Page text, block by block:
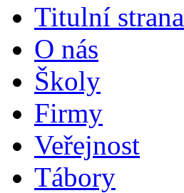
Titulní strana
O nás
Školy
Firmy
Veřejnost
Tábory